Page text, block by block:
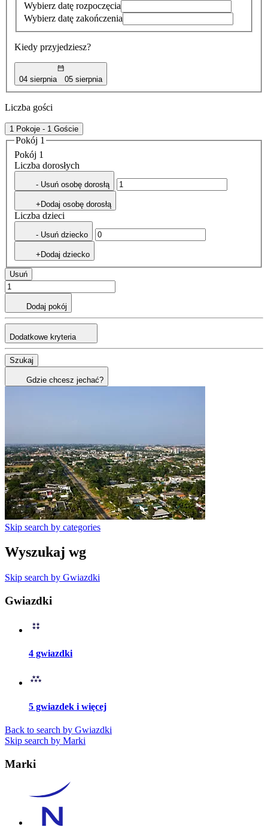
Wybierz datę rozpoczęcia
Wybierz datę zakończenia
Kiedy przyjedziesz?
04 sierpnia 05 sierpnia
Liczba gości
1 Pokoje - 1 Goście
Pokój 1
Pokój 1
Liczba dorosłych
- Usuń osobę dorosłą
+Dodaj osobę dorosłą
Liczba dzieci
- Usuń dziecko
+Dodaj dziecko
Usuń
Dodaj pokój
Dodatkowe kryteria
Szukaj
Gdzie chcesz jechać?
Skip search by categories
Wyszukaj wg
Skip search by Gwiazdki
Gwiazdki
4 gwiazdki
5 gwiazdek i więcej
Back to search by Gwiazdki
Skip search by Marki
Marki